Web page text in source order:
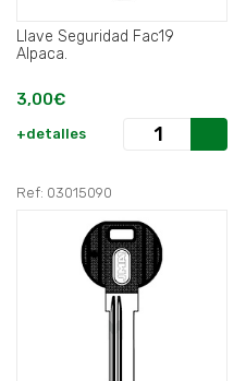
Llave Seguridad Fac19
Alpaca.
3,00€
+detalles
Ref: 03015090